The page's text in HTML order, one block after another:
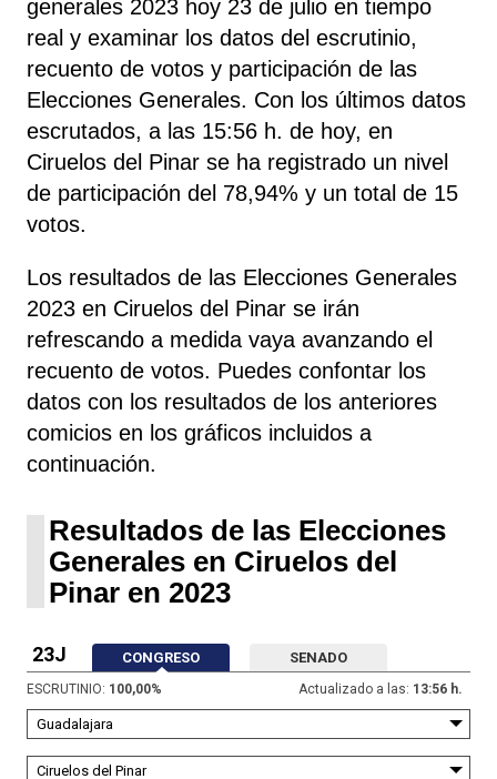
generales 2023 hoy 23 de julio en tiempo
real y examinar los datos del escrutinio,
recuento de votos y participación de las
Elecciones Generales. Con los últimos datos
escrutados, a las 15:56 h. de hoy, en
Ciruelos del Pinar se ha registrado un nivel
de participación del 78,94% y un total de 15
votos.
Los resultados de las Elecciones Generales
2023 en Ciruelos del Pinar se irán
refrescando a medida vaya avanzando el
recuento de votos. Puedes confontar los
datos con los resultados de los anteriores
comicios en los gráficos incluidos a
continuación.
Resultados de las Elecciones
Generales en Ciruelos del
Pinar en 2023
23J CONGRESO SENADO
ESCRUTINIO: 100,00% Actualizado a las: 13:56 h.